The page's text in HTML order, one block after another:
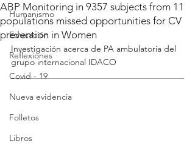
Humanismo
Educación
Reflexiones
Covid - 19
Nueva evidencia
Folletos
Libros
ABP Monitoring in 9357 subjects from 11
populations missed opportunities for CV
prevention in Women
Investigación acerca de PA ambulatoria del
grupo internacional IDACO